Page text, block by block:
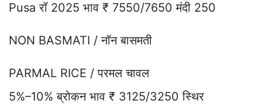
Pusa रॉ 2025 भाव ₹ 7550/7650 मंदी 250
NON BASMATI / नॉन बासमती
PARMAL RICE / परमल चावल
5%–10% ब्रोकन भाव ₹ 3125/3250 स्थिर